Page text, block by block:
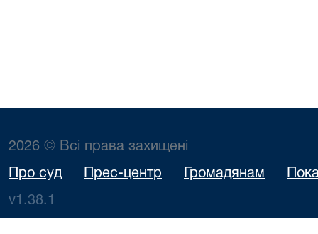
2026 © Всі права захищені
Про суд Прес-центр Громадянам
v1.38.1